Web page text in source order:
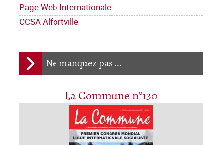
Page Web Internationale
CCSA Alfortville
Ne manquez pas ...
La Commune n°130